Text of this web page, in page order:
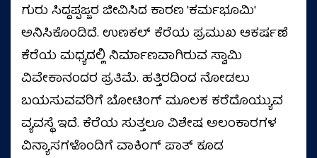
ಗುರು ಸಿದ್ದಪ್ಪಜ್ಜರ ಜೀವಿಸಿದ ಕಾರಣ 'ಕರ್ಮಭೂಮಿ'
ಅನಿಸಿಕೊಂಡಿದೆ. ಉಣಕಲ್ ಕೆರೆಯ ಪ್ರಮುಖ ಆಕರ್ಷಣೆ
ಕೆರೆಯ ಮಧ್ಯದಲ್ಲಿ ನಿರ್ಮಾಣವಾಗಿರುವ ಸ್ವಾಮಿ
ವಿವೇಕಾನಂದರ ಪ್ರತಿಮೆ. ಹತ್ತಿರದಿಂದ ನೋಡಲು
ಬಯಸುವವರಿಗೆ ಬೋಟಿಂಗ್‌ ಮೂಲಕ ಕರೆದೊಯ್ಯುವ
ವ್ಯವಸ್ಥೆ ಇದೆ. ಕೆರೆಯ ಸುತ್ತಲೂ ವಿಶೇಷ ಅಲಂಕಾರಗಳ
ವಿನ್ಯಾಸಗಳೊಂದಿಗೆ ವಾಕಿಂಗ್ ಪಾತ್ ಕೂಡ